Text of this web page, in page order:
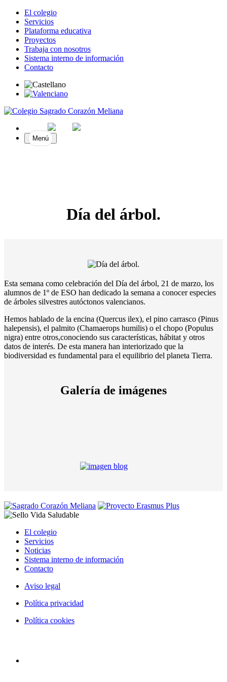
El colegio
Servicios
Plataforma educativa
Proyectos
Trabaja con nosotros
Sistema interno de información
Contacto
Menú
Día del árbol.
Esta semana como celebración del Día del árbol, 21 de marzo, los
alumnos de 1º de ESO han dedicado la semana a conocer especies
de árboles silvestres autóctonos valencianos.
Hemos hablado de la encina (Quercus ilex), el pino carrasco (Pinus
halepensis), el palmito (Chamaerops humilis) o el chopo (Populus
nigra) entre otros,conociendo sus características, hábitat y otros
datos de interés. De esta manera han interiorizado que la
biodiversidad es fundamental para el equilibrio del planeta Tierra.
Galería de imágenes
El colegio
Servicios
Noticias
Sistema interno de información
Contacto
Aviso legal
Política privacidad
Política cookies